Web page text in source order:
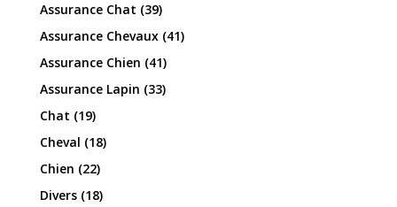
Assurance Chat (39)
Assurance Chevaux(41)
Assurance Chien (41)
Assurance Lapin (33)
Chat (19)
Cheval (18)
Chien (22)
Divers(18)